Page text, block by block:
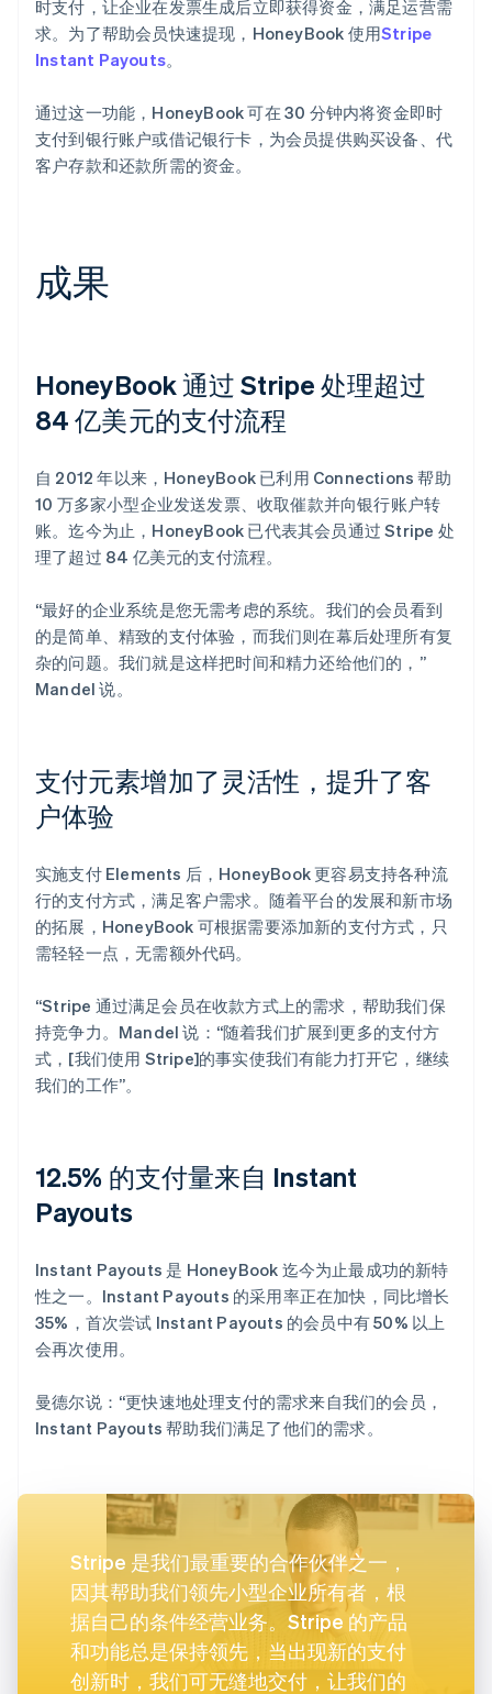
时支付，让企业在发票生成后立即获得资金，满足运营需
求。为了帮助会员快速提现，HoneyBook 使用Stripe
Instant Payouts。
通过这一功能，HoneyBook 可在 30 分钟内将资金即时
支付到银行账户或借记银行卡，为会员提供购买设备、代
客户存款和还款所需的资金。
成果
HoneyBook 通过 Stripe 处理超过
84 亿美元的支付流程
自 2012 年以来，HoneyBook 已利用 Connections 帮助
10 万多家小型企业发送发票、收取催款并向银行账户转
账。迄今为止，HoneyBook 已代表其会员通过 Stripe 处
理了超过 84 亿美元的支付流程。
“最好的企业系统是您无需考虑的系统。我们的会员看到
的是简单、精致的支付体验，而我们则在幕后处理所有复
杂的问题。我们就是这样把时间和精力还给他们的，”
Mandel 说。
支付元素增加了灵活性，提升了客
户体验
实施支付 Elements 后，HoneyBook 更容易支持各种流
行的支付方式，满足客户需求。随着平台的发展和新市场
的拓展，HoneyBook 可根据需要添加新的支付方式，只
需轻轻一点，无需额外代码。
“Stripe 通过满足会员在收款方式上的需求，帮助我们保
持竞争力。Mandel 说：“随着我们扩展到更多的支付方
式，[我们使用 Stripe]的事实使我们有能力打开它，继续
我们的工作”。
12.5% 的支付量来自 Instant
Payouts
Instant Payouts 是 HoneyBook 迄今为止最成功的新特
性之一。Instant Payouts 的采用率正在加快，同比增长
35%，首次尝试 Instant Payouts 的会员中有 50% 以上
会再次使用。
曼德尔说：“更快速地处理支付的需求来自我们的会员，
Instant Payouts 帮助我们满足了他们的需求。
Stripe 是我们最重要的合作伙伴之一，
因其帮助我们领先小型企业所有者，根
据自己的条件经营业务。Stripe 的产品
和功能总是保持领先，当出现新的支付
创新时，我们可无缝地交付，让我们的